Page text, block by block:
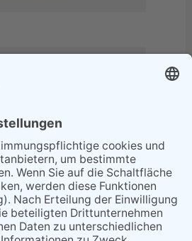
B455: Kleiner
statt weite Wege
Bahn-Computer nicht
kommunizieren
für überregionale
Tonne – Ein kleiner Blick